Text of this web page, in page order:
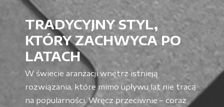
TRADYCYJNY STYL,
KTÓRY ZACHWYCA PO
LATACH
W świecie aranżacji wnętrz istnieją
rozwiązania, które mimo upływu lat nie tracą
na popularności. Wręcz przeciwnie – coraz